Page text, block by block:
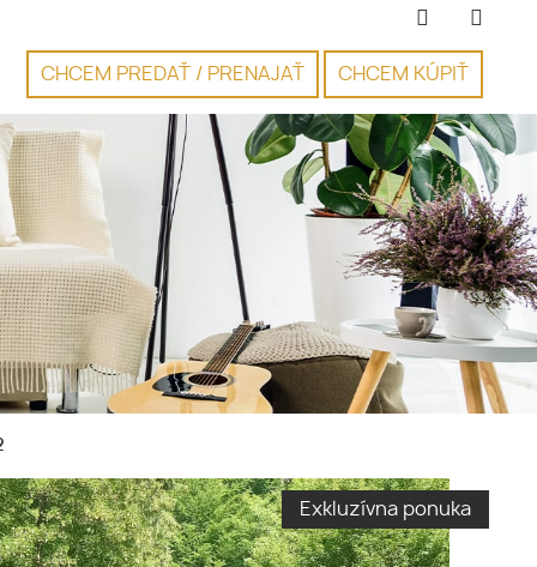
CHCEM PREDAŤ / PRENAJAŤ CHCEM KÚPIŤ
Exkluzívna ponuka